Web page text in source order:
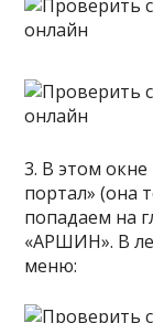
3. В этом
портал» (она
попадаем на
«АРШИН». В
меню: